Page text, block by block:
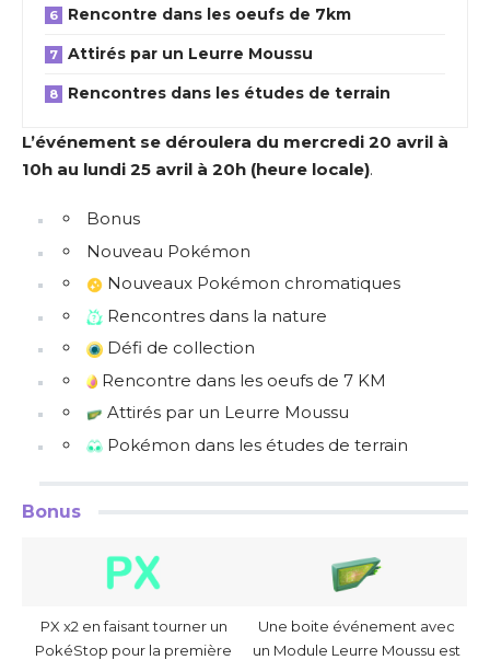
Rencontre dans les oeufs de 7km
Attirés par un Leurre Moussu
Rencontres dans les études de terrain
L’événement se déroulera du mercredi 20 avril à
10h au lundi 25 avril à 20h (heure locale).
Bonus
Nouveau Pokémon
Nouveaux Pokémon chromatiques
Rencontres dans la nature
Défi de collection
Rencontre dans les oeufs de 7 KM
Attirés par un Leurre Moussu
Pokémon dans les études de terrain
Bonus
PX x2 en faisant tourner un
PokéStop pour la première
Une boite événement avec
un Module Leurre Moussu est